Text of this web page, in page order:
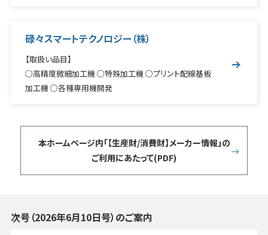
碌々スマートテクノロジー（株）
【取扱い品目】
○高精度微細加工機 ○特殊加工機 ○プリント配線基板
加工機 ○各種専用機開発
本ホームページ内「【生産財/消費財】メーカー情報」の
ご利用にあたって(PDF)
次号（2026年6月10日号）のご案内